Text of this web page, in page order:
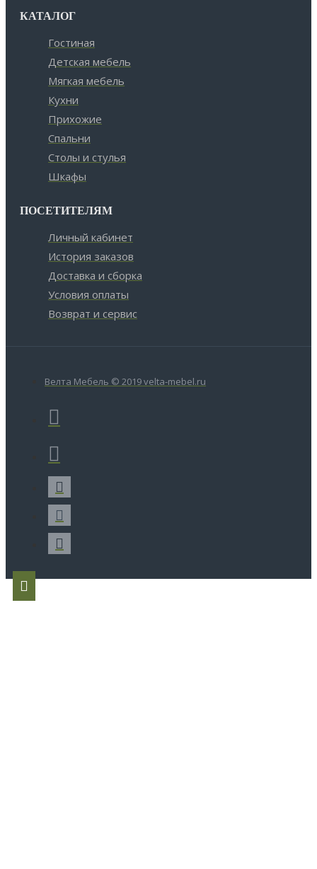
КАТАЛОГ
Гостиная
Детская мебель
Мягкая мебель
Кухни
Прихожие
Спальни
Столы и стулья
Шкафы
ПОСЕТИТЕЛЯМ
Личный кабинет
История заказов
Доставка и сборка
Условия оплаты
Возврат и сервис
Велта Мебель © 2019 velta-mebel.ru